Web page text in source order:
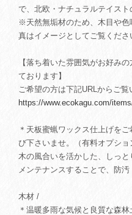
で、北欧・ナチュラルテイスト
※天然無垢材のため、木目や
真はイメージとしてご覧くださ
【落ち着いた雰囲気がお好み
ております】
ご希望の方は下記URLからご覧
https://www.ecokagu.com/
＊天板蜜蝋ワックス仕上げを
び下さいませ。（有料オプショ
木の風合いを活かした、しっと
メンテナンスすることで、防汚
木材 /
＊温暖多雨な気候と良質な森